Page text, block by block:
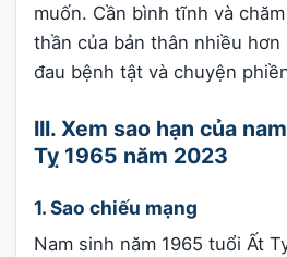
muốn. Cần bình tĩnh và
thần của bản thân nhiều
đau bệnh tật và chuyện
III. Xem sao hạn của
Tỵ 1965 năm 2023
1. Sao chiếu mạng
Nam sinh năm 1965 tuổi Ất